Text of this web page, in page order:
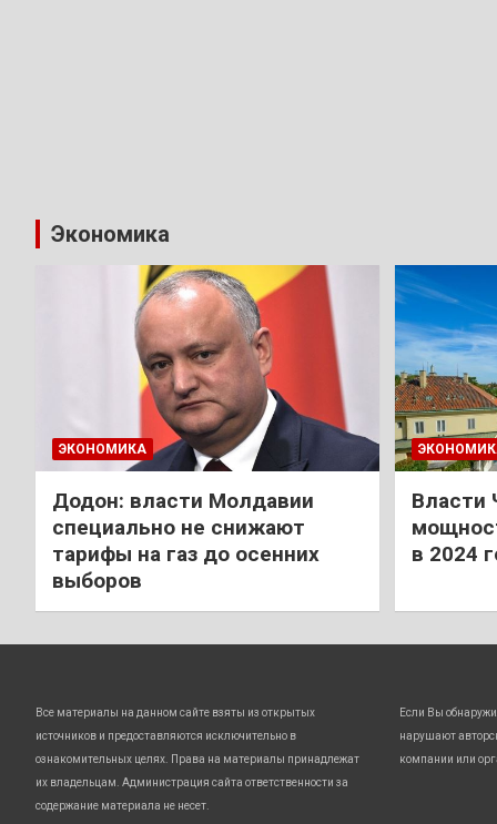
Экономика
ЭКОНОМИКА
Додон: власти Молдавии
специально не снижают
тарифы на газ до осенних
выборов
Власти
в 2024
Все материалы на данном сайте взяты из открытых
источников и предоставляются исключительно в
ознакомительных целях. Права на материалы принадлежат
их владельцам. Администрация сайта ответственности за
содержание материала не несет.
Если Вы
нарушают
компании или